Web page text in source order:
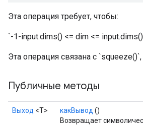
Эта операция требует, чтобы:
`-1-input.dims() <= dim <=
Эта операция связана с
Публичные методы
Выход <Т> какВывод ()
Возвращает